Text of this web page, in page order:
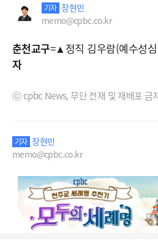
기자 장현민
memo@cpbc.co.kr
춘천교구=▲정직 김우람(예수성
자
ⓒ cpbc News, 무단 전재 및 재배포 금
기자 장현민
memo@cpbc.co.kr